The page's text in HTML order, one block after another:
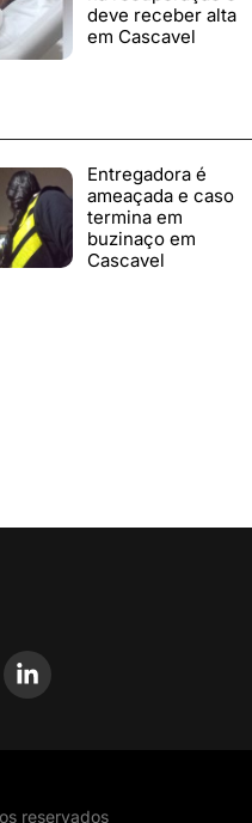
deve receber alta
em Cascavel
Entregadora é
ameaçada e caso
termina em
buzinaço em
Cascavel
reservados